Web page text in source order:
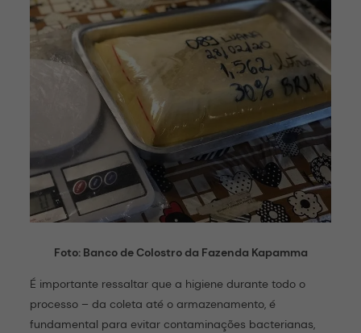
Foto: Banco de Colostro da Fazenda Kapamma
É importante ressaltar que a higiene durante todo o
processo – da coleta até o armazenamento, é
fundamental para evitar contaminações bacterianas,